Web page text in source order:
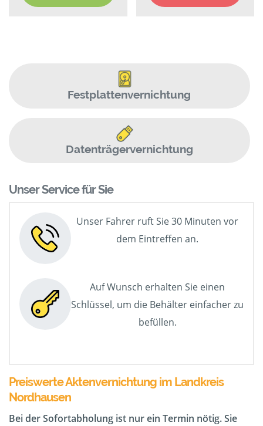
Festplattenvernichtung
Datenträgervernichtung
Unser Service für Sie
Unser Fahrer ruft Sie 30 Minuten vor
dem Eintreffen an.
Auf Wunsch erhalten Sie einen
Schlüssel, um die Behälter einfacher zu
befüllen.
Preiswerte Aktenvernichtung im Landkreis
Nordhausen
Bei der Sofortabholung ist nur ein Termin nötig. Sie